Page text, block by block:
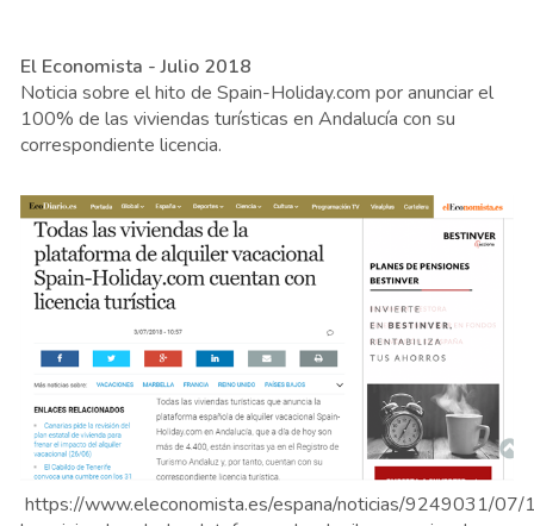
El Economista - Julio 2018
Noticia sobre el hito de Spain-Holiday.com por anunciar el
100% de las viviendas turísticas en Andalucía con su
correspondiente licencia.
https://www.eleconomista.es/espana/noticias/9249031/07/